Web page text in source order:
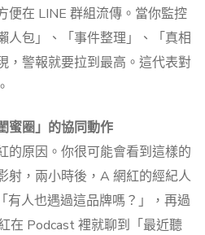
便在 LINE 群組流傳。當你監控
人包」、「事件整理」、「真相
，警報就要拉到最高。這代表對
蜜圈」的協同動作
的原因。你很可能會看到這樣的
射，兩小時後，A 網紅的經紀人
有人也遇過這品牌嗎？」，再過
在 Podcast 裡就聊到「最近聽